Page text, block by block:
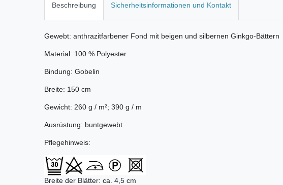
Beschreibung Sicherheitsinformationen und Kontakt
Gewebt: anthrazitfarbener Fond mit beigen und silbernen Ginkgo-Bättern
Material: 100 % Polyester
Bindung: Gobelin
Breite: 150 cm
Gewicht: 260 g / m²; 390 g / m
Ausrüstung: buntgewebt
Pflegehinweis:
Breite der Blätter: ca. 4,5 cm